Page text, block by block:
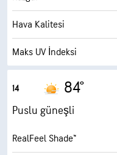
Bulutlarla Kaplı
Görüş Alanı
Hava Kalitesi
Maks UV İndeksi
Kuvvetli Rüzgarlar
Nem
Çiy Noktası
14 84°
Puslu güneşli
RealFeel Shade™